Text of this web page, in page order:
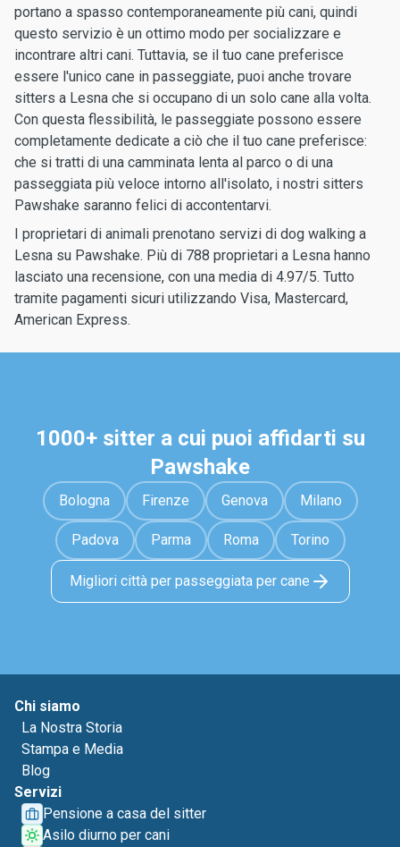
portano a spasso contemporaneamente più cani, quindi
questo servizio è un ottimo modo per socializzare e
incontrare altri cani. Tuttavia, se il tuo cane preferisce
essere l'unico cane in passeggiate, puoi anche trovare
sitters a Lesna che si occupano di un solo cane alla volta.
Con questa flessibilità, le passeggiate possono essere
completamente dedicate a ciò che il tuo cane preferisce:
che si tratti di una camminata lenta al parco o di una
passeggiata più veloce intorno all'isolato, i nostri sitters
Pawshake saranno felici di accontentarvi.
I proprietari di animali prenotano servizi di dog walking a
Lesna su Pawshake. Più di 788 proprietari a Lesna hanno
lasciato una recensione, con una media di 4.97/5. Tutto
tramite pagamenti sicuri utilizzando Visa, Mastercard,
American Express.
1000+ sitter a cui puoi affidarti su
Pawshake
Bologna Firenze Genova Milano
Padova Parma Roma Torino
Migliori città per passeggiata per cane
Chi siamo
La Nostra Storia
Stampa e Media
Blog
Servizi
Pensione a casa del sitter
Asilo diurno per cani